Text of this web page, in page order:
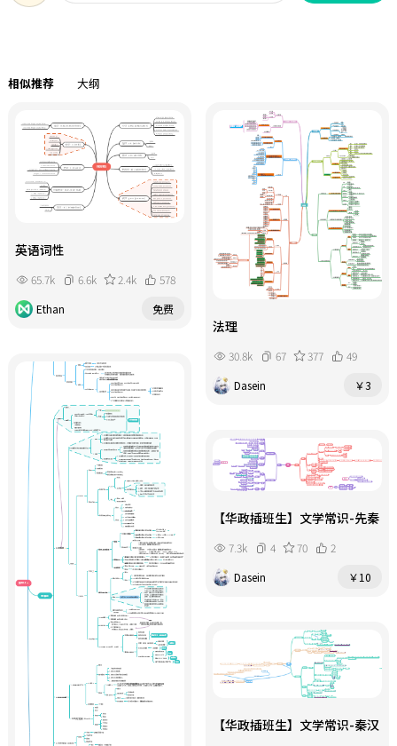
本思维导图主要对附录：统计表与统
相似推荐 大纲
英语词性
65.7k 6.6k 2.4k
578
Ethan
免费
法理
30.8k 67 377
49
Dasein
￥3
【华政插班生】文学常识-先秦
7.3k 4 70
2
Dasein
￥10
【华政插班生】文学常识-秦汉